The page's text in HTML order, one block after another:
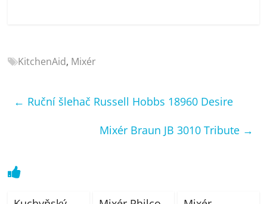
televize,
telefony,
KitchenAid, Mixér
← Ruční šlehač Russell Hobbs 18960 Desire
Mixér Braun JB 3010 Tribute →